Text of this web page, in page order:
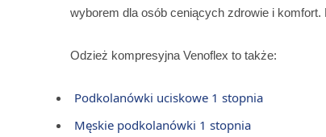
wyborem dla osób ceniących zdrowie i
Odzież kompresyjna Venoflex to także:
Podkolanówki uciskowe 1 stopnia
Męskie podkolanówki 1 stopnia